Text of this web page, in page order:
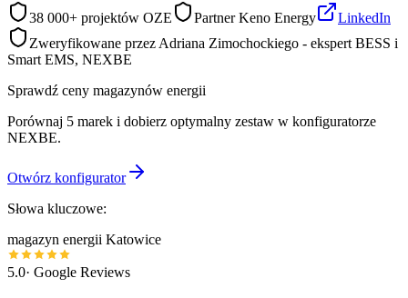
38 000+ projektów OZE Partner Keno Energy
LinkedIn
Zweryfikowane przez Adriana Zimochockiego - ekspert BESS i
Smart EMS, NEXBE
Sprawdź ceny magazynów energii
Porównaj 5 marek i dobierz optymalny zestaw w konfiguratorze
NEXBE.
Otwórz konfigurator
Słowa kluczowe:
magazyn energii Katowice
5.0· Google Reviews